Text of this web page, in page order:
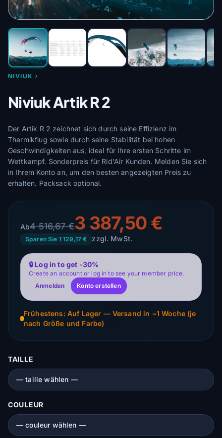
NIVIUK
Niviuk Artik R 2
Der Artik R 2 zeichnet sich durch seine Effizienz im
Thermikflug sowie durch seine Stabilität bei hohen
Geschwindigkeiten aus, ideal für Ihre ersten Schritte im
Wettkampf. Sonderpreis für Rid'Air Kunden. Melden Sie sich
in Ihrem Konto an, um den besten angezeigten Preis zu
erhalten. Packsack optional.
Ab4 516,67 €3 387,50 €
Sparen Sie 1 129,17 € zzgl. MwSt.
🔒 Log in to get -30%
Create an account or log in to see your member price.
Anmelden
Konto erstellen
Frühestens: Auf Lager — Versand in ~1 Woche (je
nach Größe und Farbe)
TAILLE
COULEUR